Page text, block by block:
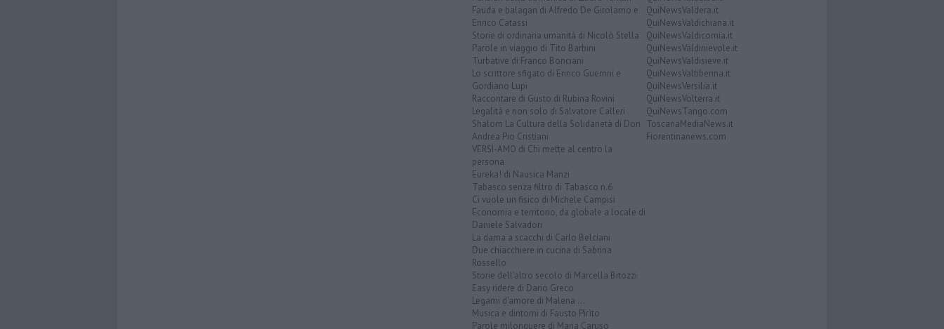
Fauda e balagan di Alfredo De Girolamo e
Enrico Catassi
Storie di ordinaria umanità di Nicolò Stella
Parole in viaggio di Tito Barbini
Turbative di Franco Bonciani
Lo scrittore sfigato di Enrico Guerrini e
Gordiano Lupi
Raccontare di Gusto di Rubina Rovini
Legalità e non solo di Salvatore Calleri
Shalom La Cultura della Solidarietà di Don
Andrea Pio Cristiani
VERSI-AMO di Chi mette al centro la
persona
Eureka! di Nausica Manzi
Tabasco senza filtro di Tabasco n.6
Ci vuole un fisico di Michele Campisi
Economia e territorio, da globale a locale di
Daniele Salvadori
La dama a scacchi di Carlo Belciani
Due chiacchiere in cucina di Sabrina
Rossello
Storie dell'altro secolo di Marcella Bitozzi
Easy ridere di Dario Greco
Legami d'amore di Malena ...
Musica e dintorni di Fausto Pirìto
Parole milonguere di Maria Caruso
QuiNewsValdera.it
QuiNewsValdichiana.it
QuiNewsValdicornia.it
QuiNewsValdinievole.it
QuiNewsValdisieve.it
QuiNewsValtiberina.it
QuiNewsVersilia.it
QuiNewsVolterra.it
QuiNewsTango.com
ToscanaMediaNews.it
Fiorentinanews.com